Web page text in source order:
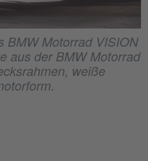
BMW Motorrad VISION
aus der BMW Motorrad
weiße